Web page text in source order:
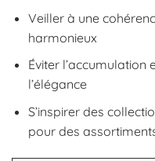
Veiller à une
harmonieux
Éviter l’accumulation
l’élégance
S’inspirer des
pour des